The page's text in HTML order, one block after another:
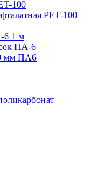
100
PET-100
6 1 м
ПА-6
мм ПА6